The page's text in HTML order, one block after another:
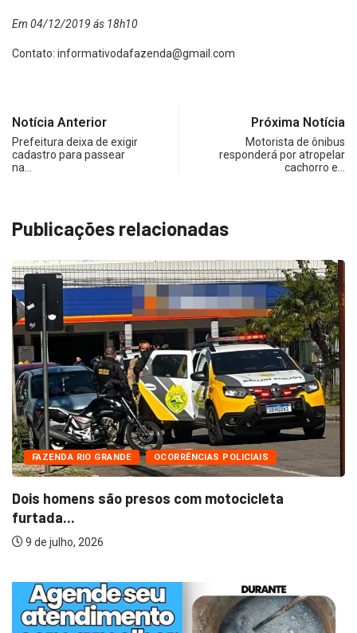
Em 04/12/2019 ás 18h10
Contato: informativodafazenda@gmail.com
Notícia Anterior
Prefeitura deixa de exigir
cadastro para passear
na…
Próxima Notícia
Motorista de ônibus
responderá por atropelar
cachorro e…
Publicações relacionadas
FAZENDA RIO GRANDE OCORRÊNCIAS POLICIAIS
Dois homens são presos com motocicleta
furtada...
9 de julho, 2026